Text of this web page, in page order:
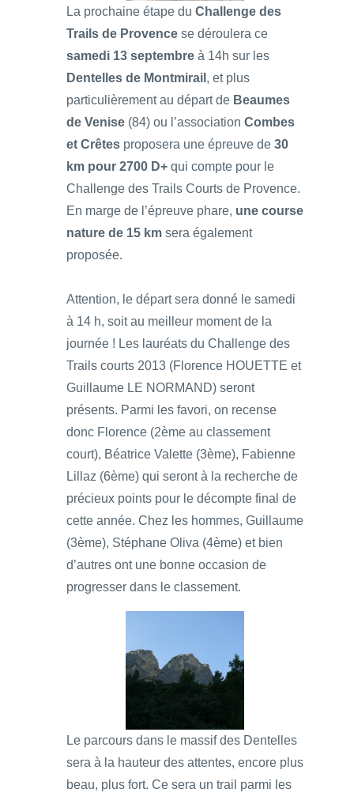
La prochaine étape du Challenge des
Trails de Provence se déroulera ce
samedi 13 septembre à 14h sur les
Dentelles de Montmirail , et plus
particulièrement au départ de Beaumes
de Venise (84) ou l’association Combes
et Crêtes proposera une épreuve de 30
km pour 2700 D+ qui compte pour le
Challenge des Trails Courts de Provence.
En marge de l’épreuve phare, une course
nature de 15 km sera également
proposée.
Attention, le départ sera donné le samedi
à 14 h, soit au meilleur moment de la
journée ! Les lauréats du Challenge des
Trails courts 2013 (Florence HOUETTE et
Guillaume LE NORMAND) seront
présents. Parmi les favori, on recense
donc Florence (2ème au classement
court), Béatrice Valette (3ème), Fabienne
Lillaz (6ème) qui seront à la recherche de
précieux points pour le décompte final de
cette année. Chez les hommes, Guillaume
(3ème), Stéphane Oliva (4ème) et bien
d’autres ont une bonne occasion de
progresser dans le classement.
Le parcours dans le massif des Dentelles
sera à la hauteur des attentes, encore plus
beau, plus fort. Ce sera un trail parmi les